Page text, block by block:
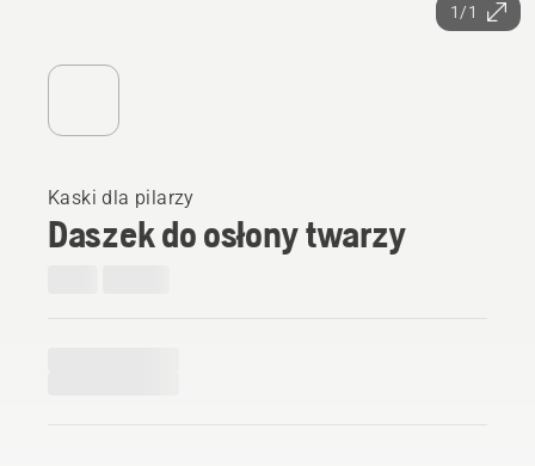
1/1
Kaski dla pilarzy
Daszek do osłony twarzy